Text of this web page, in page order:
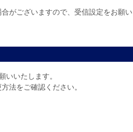
がございますので、受信設定をお願い
いたします。
法をご確認ください。